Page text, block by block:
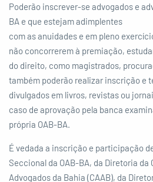
Poderão inscrever-se advogados e
BA e que estejam adimplentes
com as anuidades e em pleno
não concorrerem à premiação,
do direito, como magistrados,
também poderão realizar inscrição e
divulgados em livros, revistas ou
caso de aprovação pela banca
própria OAB-BA.
É vedada a inscrição e participação
Seccional da OAB-BA, da Diretoria
Advogados da Bahia (CAAB), da